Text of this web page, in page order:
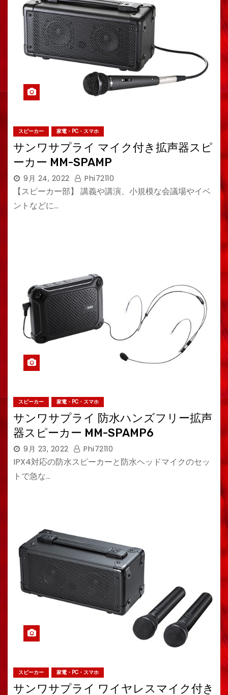
スピーカー 家電・PC・スマホ
サンワサプライ マイク付き拡声器スピ
ーカー MM-SPAMP
9月 24, 2022 Phi72110
【スピーカー部】 講義や講演、小規模な会議場やイベ
ントなどに…
スピーカー 家電・PC・スマホ
サンワサプライ 防水ハンズフリー拡声
器スピーカー MM-SPAMP6
9月 23, 2022 Phi72110
IPX4対応の防水スピーカーと防水ヘッドマイクのセッ
トで急な…
スピーカー 家電・PC・スマホ
サンワサプライ ワイヤレスマイク付き